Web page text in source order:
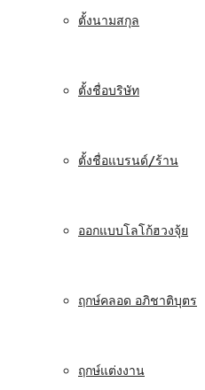
ตั้งนามสกุล
ตั้งชื่อบริษัท
ตั้งชื่อแบรนด์/ร้าน
ออกแบบโลโก้ฮวงจุ้ย
ฤกษ์คลอด อภิชาติบุตร
ฤกษ์แต่งงาน